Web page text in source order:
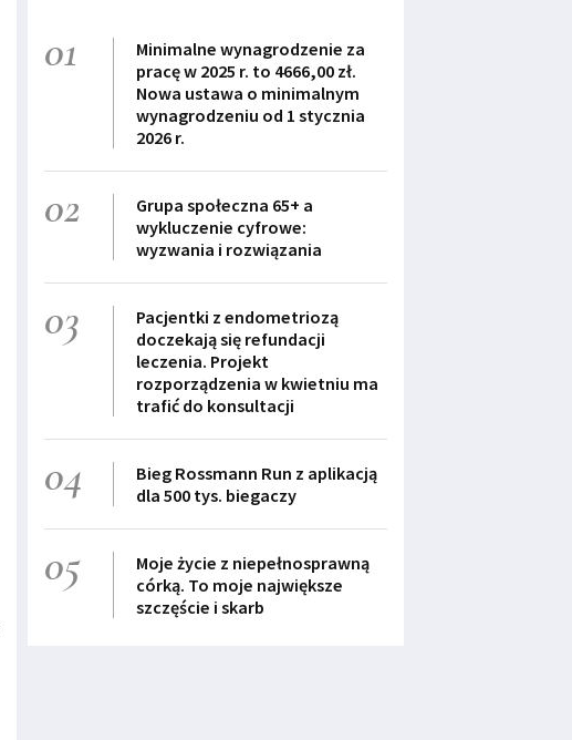
01
Minimalne wynagrodzenie za
pracę w 2025 r. to 4666,00 zł.
Nowa ustawa o minimalnym
wynagrodzeniu od 1 stycznia
2026 r.
02
Grupa społeczna 65+ a
wykluczenie cyfrowe:
wyzwania i rozwiązania
03
Pacjentki z endometriozą
doczekają się refundacji
leczenia. Projekt
rozporządzenia w kwietniu ma
trafić do konsultacji
04
Bieg Rossmann Run z aplikacją
dla 500 tys. biegaczy
05
Moje życie z niepełnosprawną
córką. To moje największe
szczęście i skarb